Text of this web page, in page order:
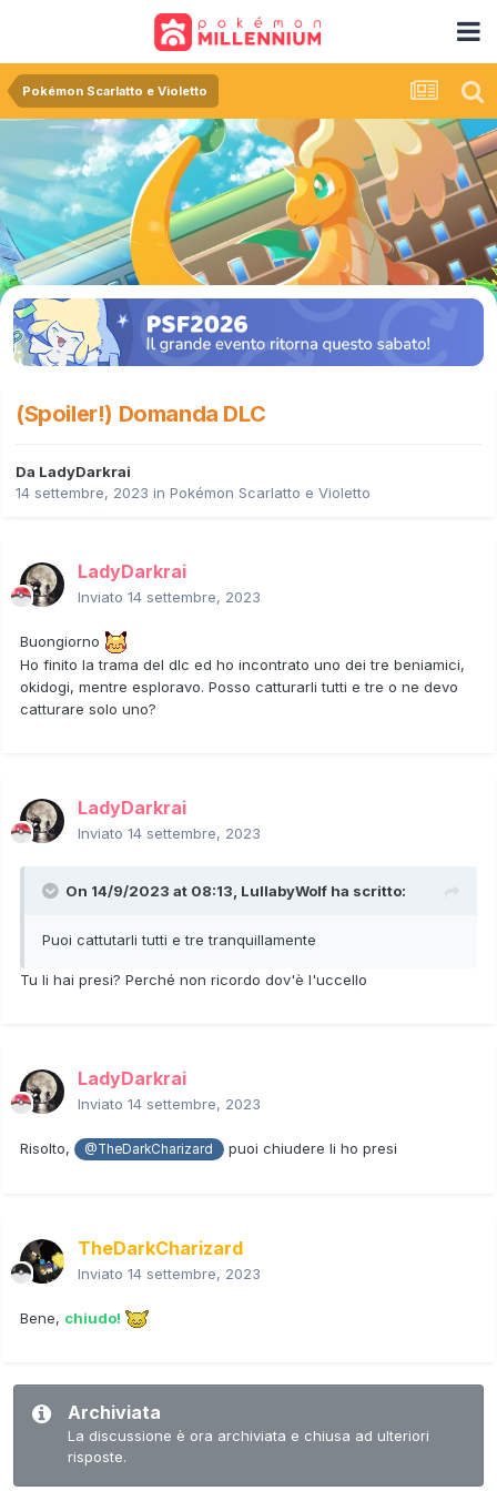
Pokémon Scarlatto e Violetto
(Spoiler!) Domanda DLC
Da LadyDarkrai
14 settembre, 2023 in Pokémon Scarlatto e Violetto
LadyDarkrai
Inviato 14 settembre, 2023
Buongiorno
Ho finito la trama del dlc ed ho incontrato uno dei tre beniamici,
okidogi, mentre esploravo. Posso catturarli tutti e tre o ne devo
catturare solo uno?
LadyDarkrai
Inviato 14 settembre, 2023
On 14/9/2023 at 08:13, LullabyWolf ha scritto:
Puoi cattutarli tutti e tre tranquillamente
Tu li hai presi? Perché non ricordo dov'è l'uccello
LadyDarkrai
Inviato 14 settembre, 2023
Risolto, @TheDarkCharizard puoi chiudere li ho presi
TheDarkCharizard
Inviato 14 settembre, 2023
Bene, chiudo!
Archiviata
La discussione è ora archiviata e chiusa ad ulteriori
risposte.